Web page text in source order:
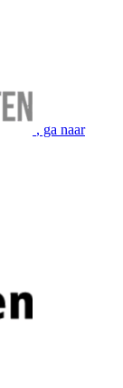
, ga naar